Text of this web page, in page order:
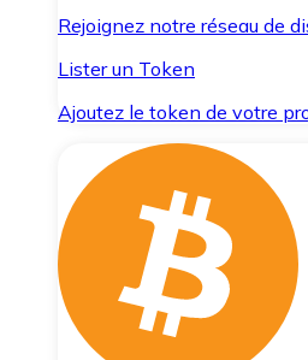
Rejoignez notre réseau de
Lister un Token
Ajoutez le token de votre